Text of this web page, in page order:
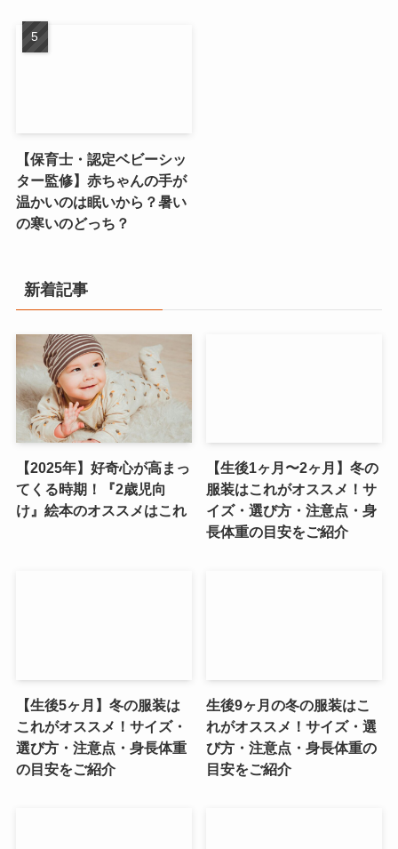
【保育士・認定ベビーシッ
ター監修】赤ちゃんの手が
温かいのは眠いから？暑い
の寒いのどっち？
新着記事
【2025年】好奇心が高まっ
てくる時期！『2歳児向
け』絵本のオススメはこれ
【生後1ヶ月〜2ヶ月】冬の
服装はこれがオススメ！サ
イズ・選び方・注意点・身
長体重の目安をご紹介
【生後5ヶ月】冬の服装は
これがオススメ！サイズ・
選び方・注意点・身長体重
の目安をご紹介
生後9ヶ月の冬の服装はこ
れがオススメ！サイズ・選
び方・注意点・身長体重の
目安をご紹介